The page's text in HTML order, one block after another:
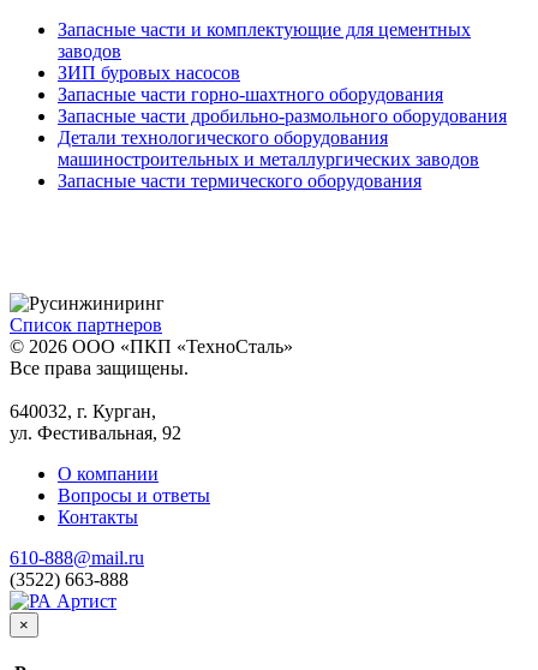
Запасные части и комплектующие для цементных
заводов
ЗИП буровых насосов
Запасные части горно-шахтного оборудования
Запасные части дробильно-размольного оборудования
Детали технологического оборудования
машиностроительных и металлургических заводов
Запасные части термического оборудования
Список партнеров
© 2026 ООО «ПКП «ТехноСталь»
Все права защищены.
640032, г. Курган,
ул. Фестивальная, 92
О компании
Вопросы и ответы
Контакты
610-888@mail.ru
(3522) 663-888
×